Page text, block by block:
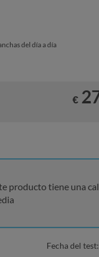
del día a día
€
producto tiene una
Fecha del test: